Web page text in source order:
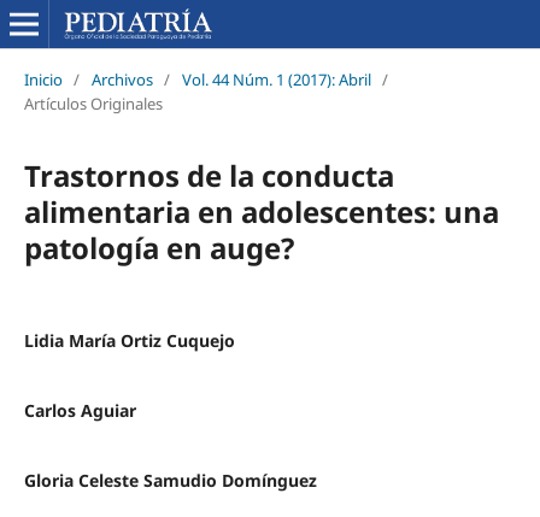
Inicio / Archivos / Vol. 44 Núm. 1 (2017): Abril /
Artículos Originales
Trastornos de la conducta
alimentaria en adolescentes: una
patología en auge?
Lidia María Ortiz Cuquejo
Carlos Aguiar
Gloria Celeste Samudio Domínguez